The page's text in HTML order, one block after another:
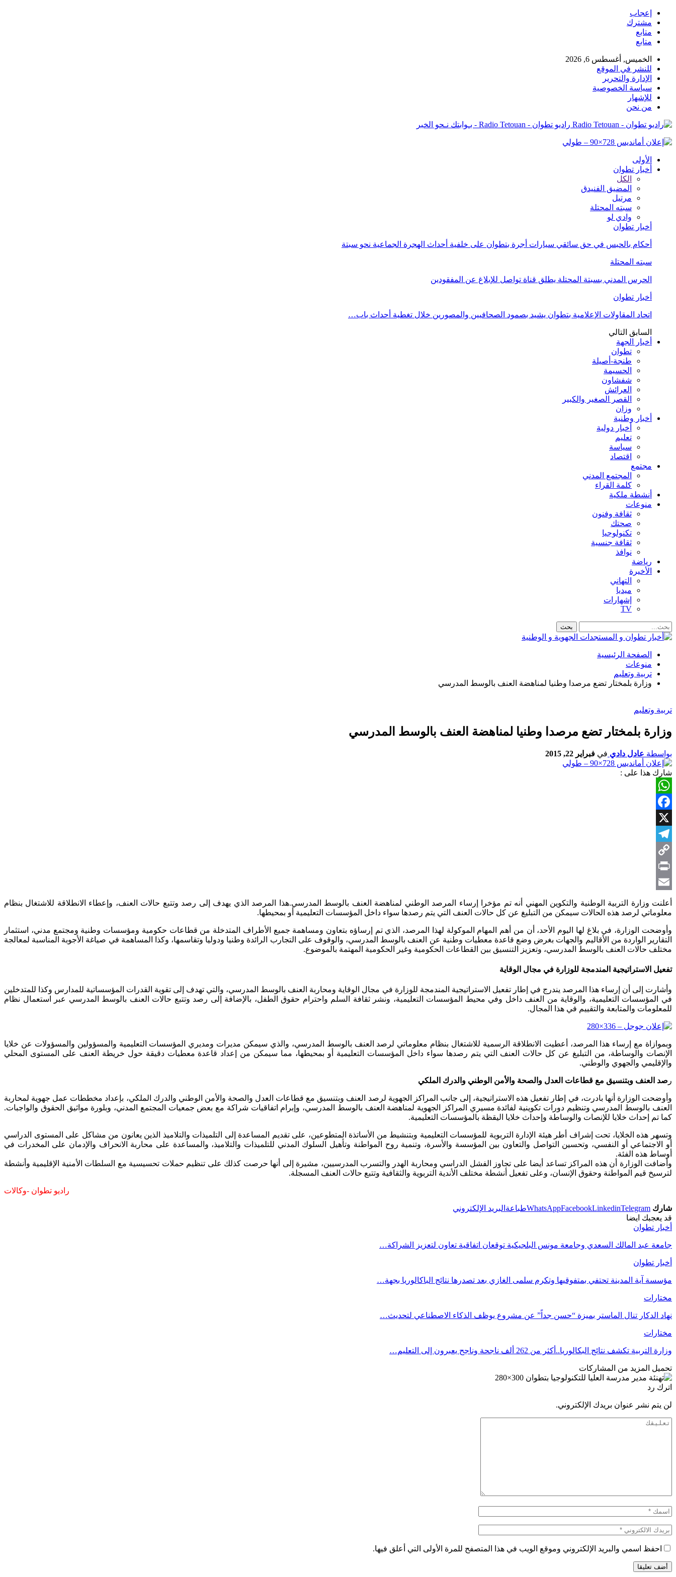
إعجاب
مشترك
متابع
متابع
الخميس, أغسطس 6, 2026
للنشر في الموقع
الإدارة والتحرير
سياسة الخصوصية
للإشهار
من نحن
راديو تطوان - Radio Tetouan - بـوابتك نـحو الخبر
الأولى
أخبار تطوان
الكل
المضيق الفنيدق
مرتيل
سبته المحتلة
وادي لو
أخبار تطوان
أحكام بالحبس في حق سائقي سيارات أجرة بتطوان على خلفية أحداث الهجرة الجماعية نحو سبتة
سبته المحتلة
الحرس المدني بسبتة المحتلة يطلق قناة تواصل للإبلاغ عن المفقودين
أخبار تطوان
اتحاد المقاولات الإعلامية بتطوان يشيد بصمود الصحافيين والمصورين خلال تغطية أحداث باب…
السابق التالي
أخبار الجهة
تطوان
طنجة-أصيلة
الحسيمة
شفشاون
العرائش
القصر الصغير والكبير
وزان
أخبار وطنية
أخبار دولية
تعليم
سياسة
اقتصاد
مجتمع
المجتمع المدني
كلمة القراء
أنشطة ملكية
منوعات
ثقافة وفنون
صحتك
تكنولوجيا
ثقافة جنسية
نوافذ
رياضة
الأخيرة
التهاني
ميديا
إشهارات
TV
الصفحة الرئيسية
منوعات
تربية وتعليم
وزارة بلمختار تضع مرصدا وطنيا لمناهضة العنف بالوسط المدرسي
تربية وتعليم
وزارة بلمختار تضع مرصدا وطنيا لمناهضة العنف بالوسط المدرسي
بواسطة عادل دادي في فبراير 22, 2015
شارك هذا على :
WhatsApp
Facebook
X
Telegram
Copy
Link
Print
Email
أعلنت وزارة التربية الوطنية والتكوين المهني أنه تم مؤخرا إرساء المرصد الوطني لمناهضة العنف بالوسط المدرسي.هذا المرصد الذي يهدف إلى رصد وتتبع حالات العنف، وإعطاء الانطلاقة للاشتغال بنظام
معلوماتي لرصد هذه الحالات سيمكن من التبليغ عن كل حالات العنف التي يتم رصدها سواء داخل المؤسسات التعليمية أو بمحيطها.
وأوضحت الوزارة، في بلاغ لها اليوم الأحد، أن من أهم المهام الموكولة لهذا المرصد، الذي تم إرساؤه بتعاون ومساهمة جميع الأطراف المتدخلة من قطاعات حكومية ومؤسسات وطنية ومجتمع مدني، استثمار
التقارير الواردة من الأقاليم والجهات بغرض وضع قاعدة معطيات وطنية عن العنف بالوسط المدرسي، والوقوف على التجارب الرائدة وطنيا ودوليا وتقاسمها، وكذا المساهمة في صياغة الأجوبة المناسبة لمعالجة
مختلف حالات العنف بالوسط المدرسي، وتعزيز التنسيق بين القطاعات الحكومية وغير الحكومية المهتمة بالموضوع.
تفعيل الاستراتيجية المندمجة للوزارة في مجال الوقاية
وأشارت إلى أن إرساء هذا المرصد يندرج في إطار تفعيل الاستراتيجية المندمجة للوزارة في مجال الوقاية ومحاربة العنف بالوسط المدرسي، والتي تهدف إلى تقوية القدرات المؤسساتية للمدارس وكذا للمتدخلين
في المؤسسات التعليمية، والوقاية من العنف داخل وفي محيط المؤسسات التعليمية، ونشر ثقافة السلم واحترام حقوق الطفل، بالإضافة إلى رصد وتتبع حالات العنف بالوسط المدرسي عبر استعمال نظام
للمعلومات والمتابعة والتقييم في هذا المجال.
وبموازاة مع إرساء هذا المرصد، أعطيت الانطلاقة الرسمية للاشتغال بنظام معلوماتي لرصد العنف بالوسط المدرسي، والذي سيمكن مديرات ومديري المؤسسات التعليمية والمسؤولين والمسؤولات عن خلايا
الإنصات والوساطة، من التبليغ عن كل حالات العنف التي يتم رصدها سواء داخل المؤسسات التعليمية أو بمحيطها، مما سيمكن من إعداد قاعدة معطيات دقيقة حول خريطة العنف على المستوى المحلي
والإقليمي والجهوي والوطني.
ر صد العنف وبتنسيق مع قطاعات العدل والصحة والأمن الوطني والدرك الملكي
وأوضحت الوزارة أنها بادرت، في إطار تفعيل هذه الاستراتيجية، إلى جانب المراكز الجهوية لرصد العنف وبتنسيق مع قطاعات العدل والصحة والأمن الوطني والدرك الملكي، بإعداد مخططات عمل جهوية لمحاربة
العنف بالوسط المدرسي وتنظيم دورات تكوينية لفائدة مسيري المراكز الجهوية لمناهضة العنف بالوسط المدرسي، وإبرام اتفاقيات شراكة مع بعض جمعيات المجتمع المدني، وبلورة مواثيق الحقوق والواجبات.
كما تم إحداث خلايا للإنصات والوساطة وإحداث خلايا اليقظة بالمؤسسات التعليمية.
وتسهر هذه الخلايا، تحت إشراف أطر هيئة الإدارة التربوية للمؤسسات التعليمية وبتنشيط من الأساتذة المتطوعين، على تقديم المساعدة إلى التلميذات والتلاميذ الذين يعانون من مشاكل على المستوى الدراسي
أو الاجتماعي أو النفسي، وتحسين التواصل والتعاون بين المؤسسة والأسرة، وتنمية روح المواطنة وتأهيل السلوك المدني للتلميذات والتلاميذ، والمساعدة على محاربة الانحراف والإدمان على المخدرات في
أوساط هذه الفئة.
وأضافت الوزارة أن هذه المراكز تساعد أيضا على تجاوز الفشل الدراسي ومحاربة الهدر والتسرب المدرسيين، مشيرة إلى أنها حرصت كذلك على تنظيم حملات تحسيسية مع السلطات الأمنية الإقليمية وأنشطة
لترسيخ قيم المواطنة وحقوق الإنسان، وعلى تفعيل أنشطة مختلف الأندية التربوية والثقافية وتتبع حالات العنف المسجلة.
راديو تطوان -وكالات
شارك WhatsAppFacebookLinkedinTelegram طباعة البريد الإلكتروني
قد يعجبك ايضا
أخبار تطوان
جامعة عبد المالك السعدي وجامعة مونس البلجيكية توقعان اتفاقية تعاون لتعزيز الشراكة…
أخبار تطوان
مؤسسة آية المدينة تحتفي بمتفوقيها وتكرم سلمى الغازي بعد تصدرها نتائج الباكالوريا بجهة…
مختارات
نهاد الدكار تنال الماستر بميزة “حسن جداً” عن مشروع يوظف الذكاء الاصطناعي لتحديث…
مختارات
وزارة التربية تكشف نتائج البكالوريا..أكثر من 262 ألف ناجحة وناجح يعبرون إلى التعليم…
تحميل المزيد من المشاركات
اترك رد
لن يتم نشر عنوان بريدك الإلكتروني.
احفظ اسمي والبريد الإلكتروني وموقع الويب في هذا المتصفح للمرة الأولى التي أعلق فيها.